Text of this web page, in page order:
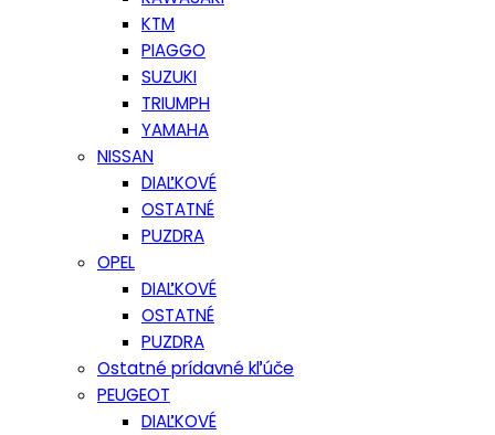
KTM
PIAGGO
SUZUKI
TRIUMPH
YAMAHA
NISSAN
DIAĽKOVÉ
OSTATNÉ
PUZDRA
OPEL
DIAĽKOVÉ
OSTATNÉ
PUZDRA
Ostatné prídavné kľúče
PEUGEOT
DIAĽKOVÉ